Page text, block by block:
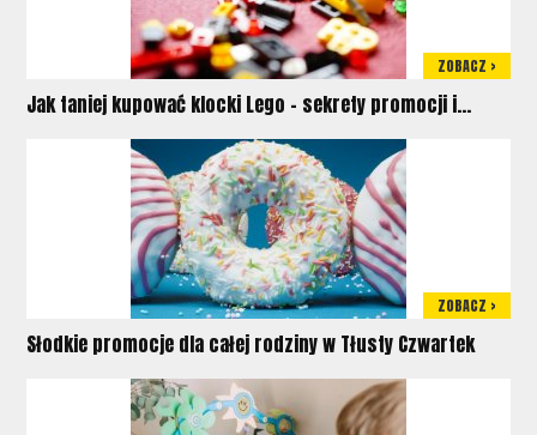
ZOBACZ >
Jak taniej kupować klocki Lego – sekrety promocji i...
ZOBACZ >
Słodkie promocje dla całej rodziny w Tłusty Czwartek